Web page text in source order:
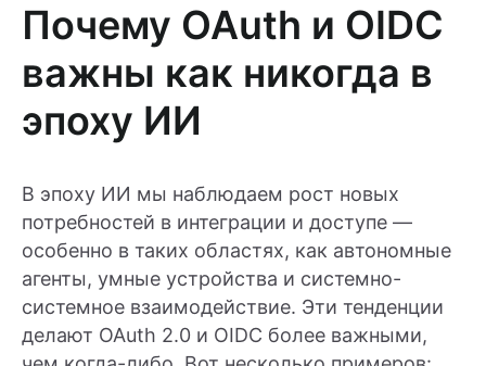
Почему OAuth и OIDC
важны как никогда в
эпоху ИИ
В эпоху ИИ мы наблюдаем рост новых
потребностей в интеграции и доступе —
особенно в таких областях, как автономные
агенты, умные устройства и системно-
системное взаимодействие. Эти тенденции
делают OAuth 2.0 и OIDC более важными,